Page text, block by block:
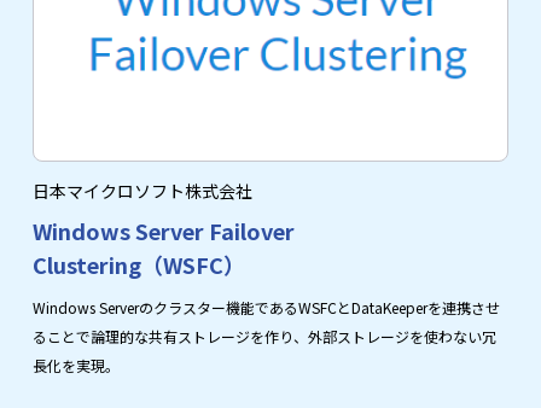
日本マイクロソフト株式会社
Windows Server Failover
Clustering（WSFC）
Windows Serverのクラスター機能であるWSFCとDataKeeperを連携させ
ることで論理的な共有ストレージを作り、外部ストレージを使わない冗
長化を実現。